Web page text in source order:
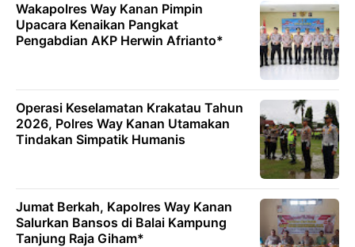
Wakapolres Way Kanan Pimpin
Upacara Kenaikan Pangkat
Pengabdian AKP Herwin Afrianto*
Operasi Keselamatan Krakatau Tahun
2026, Polres Way Kanan Utamakan
Tindakan Simpatik Humanis
Jumat Berkah, Kapolres Way Kanan
Salurkan Bansos di Balai Kampung
Tanjung Raja Giham*